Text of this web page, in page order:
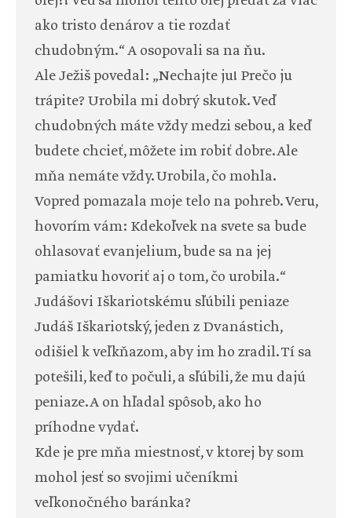
ako tristo denárov a tie rozdať
chudobným.“ A osopovali sa na ňu.
Ale Ježiš povedal: „Nechajte ju! Prečo ju
trápite? Urobila mi dobrý skutok. Veď
chudobných máte vždy medzi sebou, a keď
budete chcieť, môžete im robiť dobre. Ale
mňa nemáte vždy. Urobila, čo mohla.
Vopred pomazala moje telo na pohreb. Veru,
hovorím vám: Kdekoľvek na svete sa bude
ohlasovať evanjelium, bude sa na jej
pamiatku hovoriť aj o tom, čo urobila.“
Judášovi Iškariotskému sľúbili peniaze
Judáš Iškariotský, jeden z Dvanástich,
odišiel k veľkňazom, aby im ho zradil. Tí sa
potešili, keď to počuli, a sľúbili, že mu dajú
peniaze. A on hľadal spôsob, ako ho
príhodne vydať.
Kde je pre mňa miestnosť, v ktorej by som
mohol jesť so svojimi učeníkmi
veľkonočného baránka?